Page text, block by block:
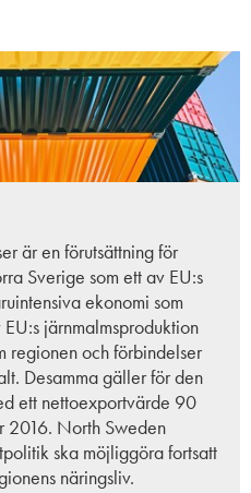
är en förutsättning för
Sverige som ett av EU:s
ekonomi som
järnmalmsproduktion
regionen och förbindelser
Desamma gäller för den
ett nettoexportvärde 90
2016. North Sweden
ska möjliggöra fortsatt
näringsliv.